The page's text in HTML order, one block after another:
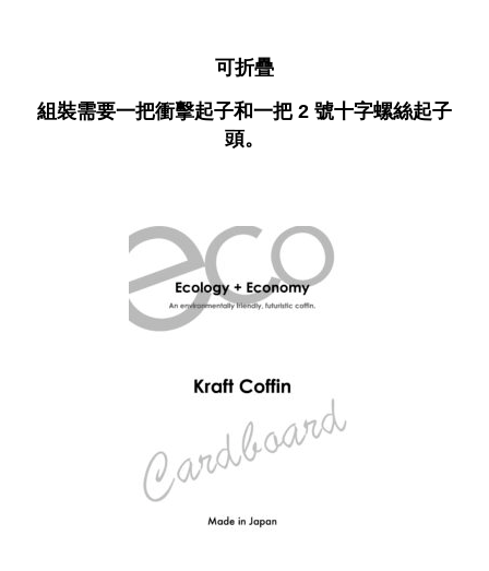
可折疊
組裝需要一把衝擊起子和一把 2 號十字螺絲起子
頭。